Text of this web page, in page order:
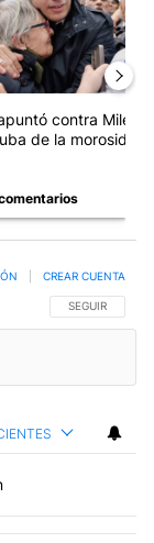
contra Milei
de la morosida...
SIGA ESTA
SEGUIR
CREAR CUENTA